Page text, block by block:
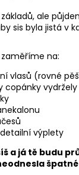
ale
sis byla jistá v
na:
vlasů (rovné
copánky vydržely
výplety
a já tě budu